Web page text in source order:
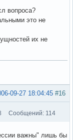
вопроса?
это не
их не
#16
09-27 18:04:45
Сообщений: 114
важны" лишь бы